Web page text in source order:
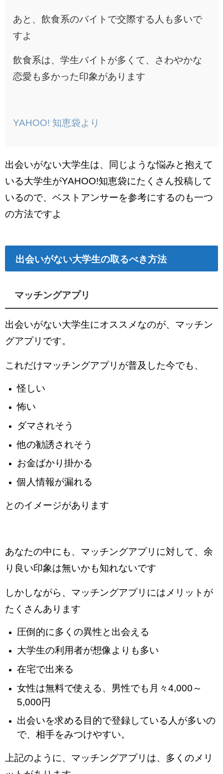
あと、飲食系のバイトで交際する人も多いで
すよ
飲食系は、学生バイトが多くて、さわやかな
恋愛も多かった印象があります
YAHOO! 知恵袋より
出会いがない大学生は、同じような悩みと抱えて
いる大学生がYAHOO!知恵袋にたくさん投稿して
いるので、ベストアンサーを参考にするのも一つ
の方法ですよ
出会いがない大学生の取るべき方法
マッチングアプリ
出会いがない大学生にオススメなのが、マッチン
グアプリです。
これだけマッチングアプリが普及した今でも、
怪しい
怖い
ダマされそう
他の勧誘されそう
お金ばかり掛かる
個人情報が漏れる
とのイメージがあります
あなたの中にも、マッチングアプリに対して、余
り良い印象は無いかも知れないです
しかしながら、マッチングアプリにはメリットが
たくさんあります
圧倒的に多くの異性と出会える
大学生の利用者が想像よりも多い
在宅で出来る
女性は無料で使える、男性でも月々4,000～
5,000円
出会いを求める目的で登録している人が多いの
で、相手をみつけやすい。
上記のように、マッチングアプリは、多くのメリ